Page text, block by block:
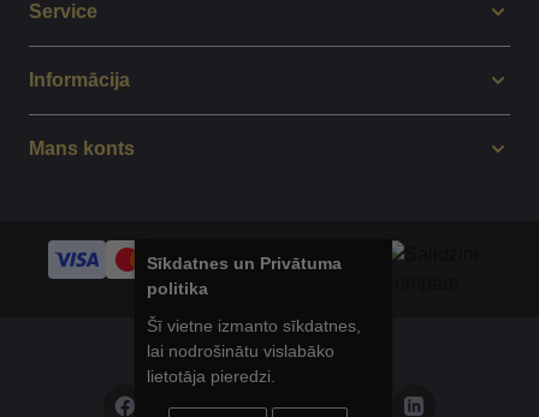
Service
Informācija
Mans konts
© 2014 - 2025 Balticsport.lv
Sīkdatnes un Privātuma
politika
Šī vietne izmanto sīkdatnes,
lai nodrošinātu vislabāko
lietotāja pieredzi.